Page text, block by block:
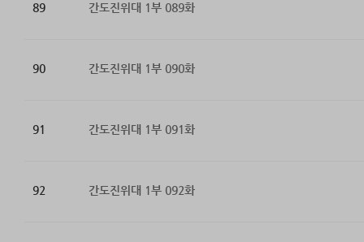
89 간도진위대 1부 089화
90 간도진위대 1부 090화
91 간도진위대 1부 091화
92 간도진위대 1부 092화